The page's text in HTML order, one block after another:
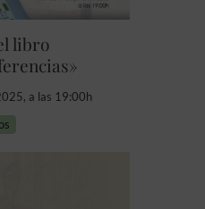
libro
a las 19:00h